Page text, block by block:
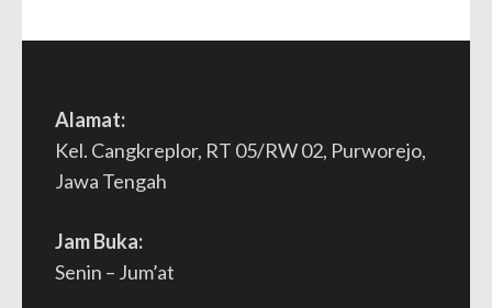
Alamat:
Kel. Cangkreplor, RT 05/RW 02, Purworejo,
Jawa Tengah
Jam Buka:
Senin – Jum’at